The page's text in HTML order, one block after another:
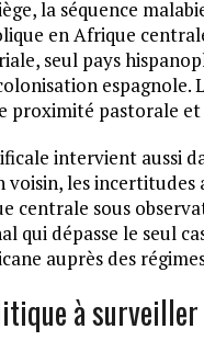
la séquence
en Afrique
seul pays
espagnole.
proximité pastorale
intervient aussi
voisin, les
centrale sous
qui dépasse le seul
auprès des
à surveiller